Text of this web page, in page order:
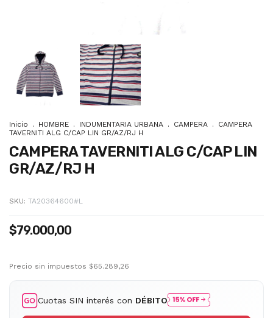
Inicio . HOMBRE . INDUMENTARIA URBANA . CAMPERA .
CAMPERA
TAVERNITI ALG C/CAP LIN GR/AZ/RJ H
CAMPERA TAVERNITI ALG C/CAP LIN
GR/AZ/RJ H
SKU: TA20364600#L
$79.000,00
Precio sin impuestos $65.289,26
Cuotas SIN interés con DÉBITO